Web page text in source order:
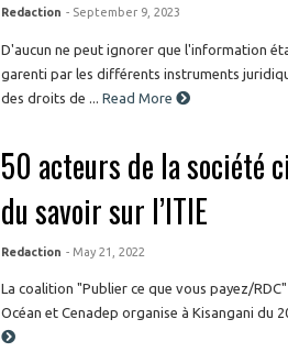
Redaction - September 9, 2023
D'aucun ne peut ignorer que l'information
garenti par les différents instruments
des droits de ...
Read More
50 acteurs de la société
du savoir sur l’ITIE
Redaction - May 21, 2022
La coalition "Publier ce que vous payez/
Océan et Cenadep organise à Kisangani du